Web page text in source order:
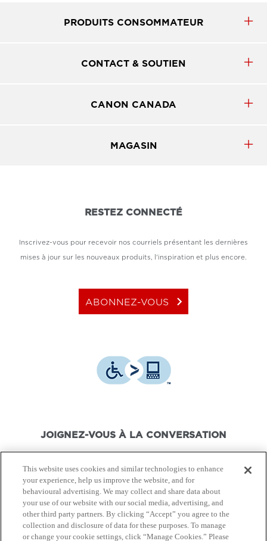
PRODUITS CONSOMMATEUR
CONTACT & SOUTIEN
CANON CANADA
MAGASIN
RESTEZ CONNECTÉ
Inscrivez-vous pour recevoir nos courriels présentant les dernières
mises à jour sur les nouveaux produits, l'inspiration et plus encore.
ABONNEZ-VOUS keyboard_arrow_right
JOIGNEZ-VOUS À LA CONVERSATION
Tous droits réservés.
This website uses cookies and similar technologies to enhance
your experience, help us improve the website, and for
behavioural advertising. We may collect and share data about
your use of our website with our social media, advertising, and
other third party partners. By clicking “Accept” you agree to the
collection and disclosure of data for these purposes. To manage
or change your cookie settings, click “Manage Cookies.” Please